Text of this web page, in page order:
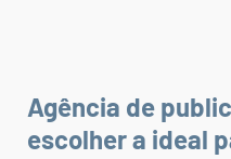
Agência de
escolher a ideal